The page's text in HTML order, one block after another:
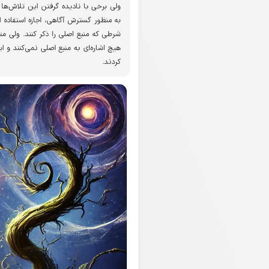
ولی برخی با نادیده گرفتن این
به منظور گسترش آگاهی، اجازه
شرطی که منبع اصلی را ذکر کنند. ولی
هیچ اشاره‌ای به منبع اصلی نمی‌کنند
کردند.